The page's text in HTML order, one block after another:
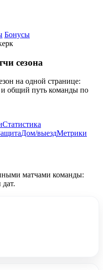
Бонусы
сезона
на одной странице:
и общий путь команды по
Статистика
Дом/выездМетрики
матчами команды:
дат.